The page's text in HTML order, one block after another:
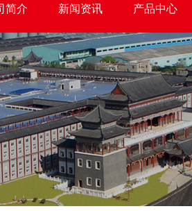
简介 新闻资讯 产品中心